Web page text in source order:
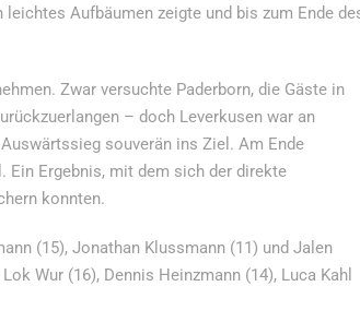
Aufbäumen zeigte und bis zum Ende
Zwar versuchte Paderborn, die Gäste in
– doch Leverkusen war an
souverän ins Ziel. Am Ende
Ein Ergebnis, mit dem sich der direkte
konnten.
(15), Jonathan Klussmann (11) und Jalen
Wur (16), Dennis Heinzmann (14), Luca Kahl